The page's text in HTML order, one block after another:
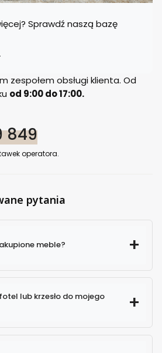
Sprawdź naszą bazę
zespołem obsługi klienta. Od
od 9:00 do 17:00.
849
operatora.
pytania
meble?
lub krzesło do mojego